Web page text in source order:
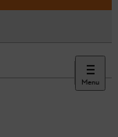
Menu